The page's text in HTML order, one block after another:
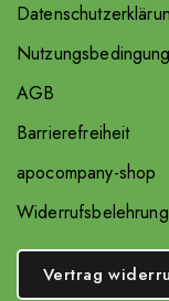
AGB
Barrierefreiheit
apocompany-shop
Widerrufsbelehrung
Vertrag